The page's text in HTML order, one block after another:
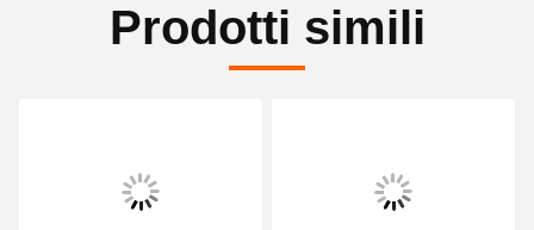
Prodotti simili